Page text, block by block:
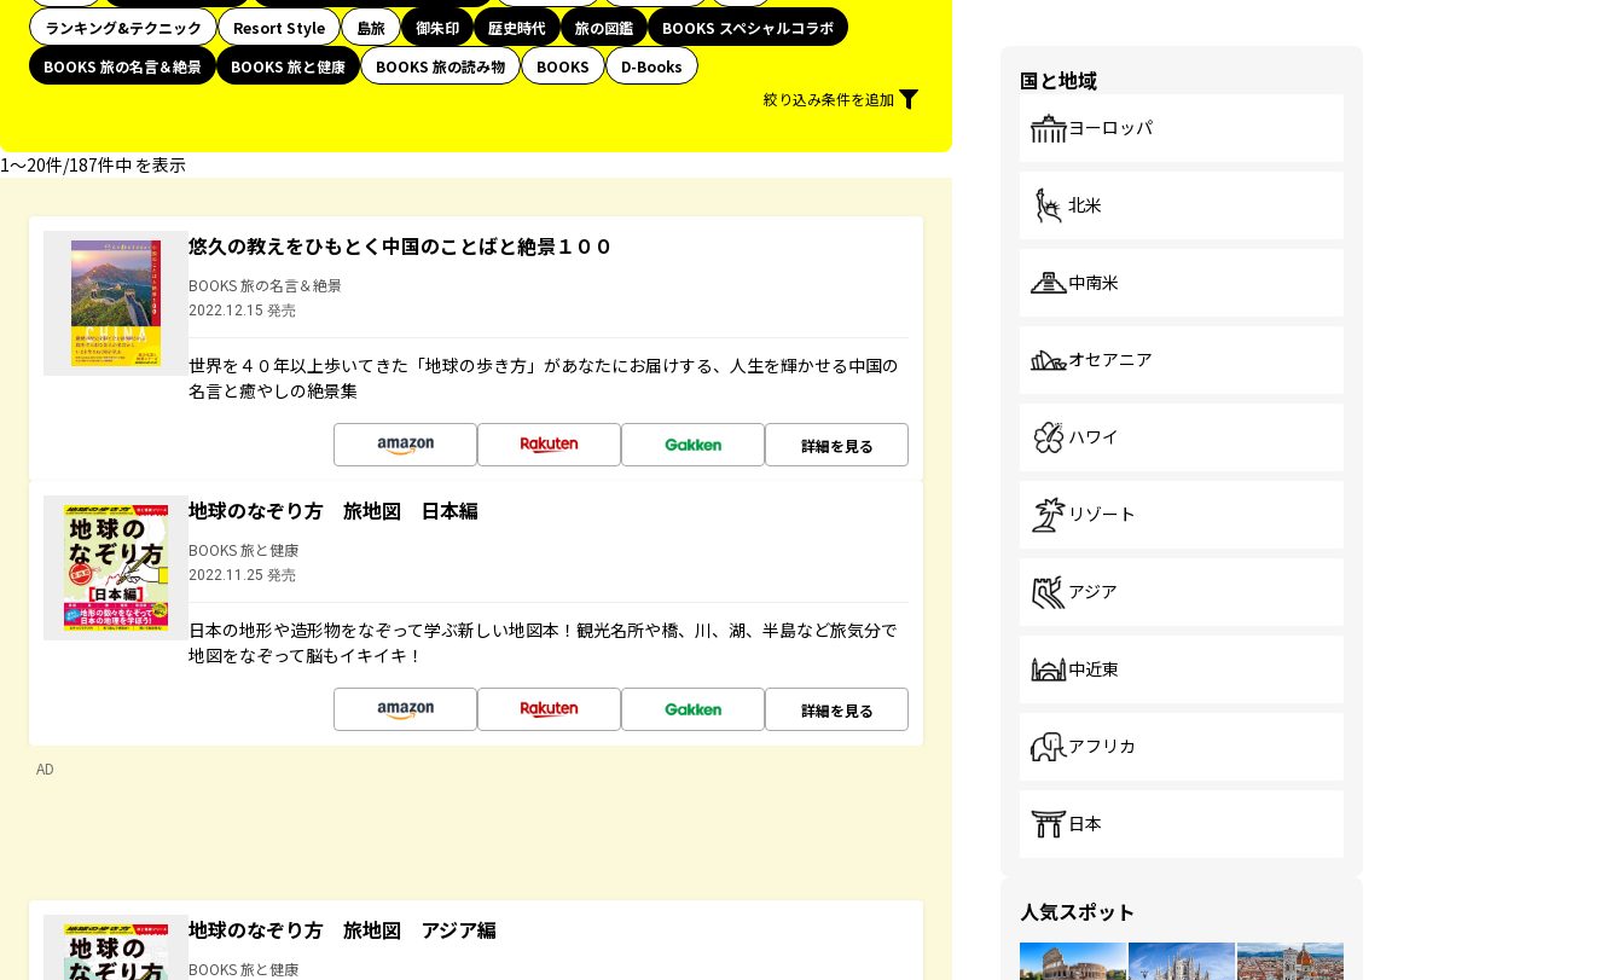
ランキング&テクニック
Resort Style 島旅 御朱印 歴史時代 旅の図鑑
BOOKS スペシャルコラボ
BOOKS 旅の名言＆絶景
BOOKS 旅と健康 BOOKS 旅の読み物 BOOKS
D-Books
絞り込み条件を追加
1〜20件/187件中 を表示
悠久の教えをひもとく中国のことばと絶景１００
BOOKS 旅の名言＆絶景
2022.12.15 発売
世界を４０年以上歩いてきた「地球の歩き方」があなたにお届けする、人生を輝かせる中国の
名言と癒やしの絶景集
詳細を見る
地球のなぞり方 旅地図 日本編
BOOKS 旅と健康
2022.11.25 発売
日本の地形や造形物をなぞって学ぶ新しい地図本！観光名所や橋、川、湖、半島など旅気分で
地図をなぞって脳もイキイキ！
詳細を見る
AD
地球のなぞり方 旅地図 アジア編
BOOKS 旅と健康
国と地域
ヨーロッパ
北米
中南米
オセアニア
ハワイ
リゾート
アジア
中近東
アフリカ
日本
人気スポット